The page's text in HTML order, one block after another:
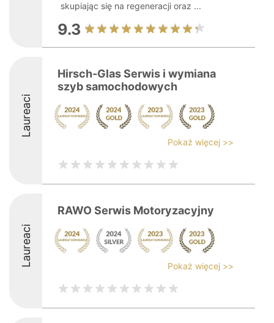
skupiając się na regeneracji oraz ...
9.3
Laureaci
Hirsch-Glas Serwis i wymiana
szyb samochodowych
Pokaż więcej >>
Laureaci
RAWO Serwis Motoryzacyjny
Pokaż więcej >>